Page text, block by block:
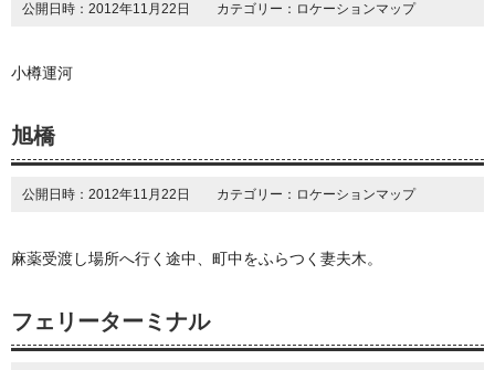
公開日時：2012年11月22日 カテゴリー：ロケーションマップ
小樽運河
旭橋
公開日時：2012年11月22日 カテゴリー：ロケーションマップ
麻薬受渡し場所へ行く途中、町中をふらつく妻夫木。
フェリーターミナル